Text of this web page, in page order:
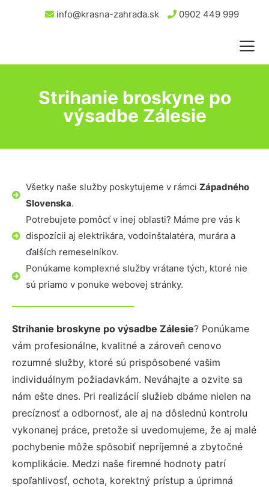
info@krasna-zahrada.sk 0902 449 999
Strihanie broskyne po
výsadbe Zálesie
Všetky naše služby poskytujeme v rámci Západného
Slovenska.
Potrebujete pomôcť v inej oblasti? Máme pre vás k
dispozícii aj elektrikára, vodoinštalatéra, murára a
ďalších remeselníkov.
Ponúkame komplexné služby vrátane tých, ktoré nie
sú priamo v ponuke webovej stránky.
Strihanie broskyne po výsadbe Zálesie? Ponúkame
vám profesionálne, kvalitné a zároveň cenovo
rozumné služby, ktoré sú prispôsobené vašim
individuálnym požiadavkám. Neváhajte a ozvite sa
nám ešte dnes. Pri realizácií služieb dbáme nielen na
precíznosť a odbornosť, ale aj na dôslednú kontrolu
vykonanej práce, pretože si uvedomujeme, že aj malé
pochybenie môže spôsobiť nepríjemné a zbytočné
komplikácie. Medzi naše firemné hodnoty patrí
spoľahlivosť, ochota, korektný prístup a úprimná